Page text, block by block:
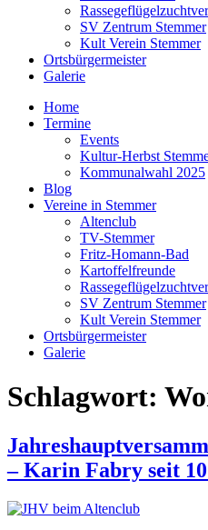
SV Zentrum Stemmer
Kult Verein Stemmer
Ortsbürgermeister
Galerie
Home
Termine
Events
Kultur-Herbst
Kommunalwahl 2025
Blog
Vereine in Stemmer
Altenclub
TV-Stemmer
Fritz-Homann-Bad
Kartoffelfreunde
SV Zentrum Stemmer
Kult Verein Stemmer
Ortsbürgermeister
Galerie
Schlagwort:
– Karin Fabry seit